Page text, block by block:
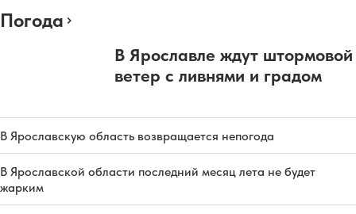
Погода
В Ярославле ждут штормовой
ветер с ливнями и градом
В Ярославскую область возвращается непогода
В Ярославской области последний месяц лета не будет
жарким